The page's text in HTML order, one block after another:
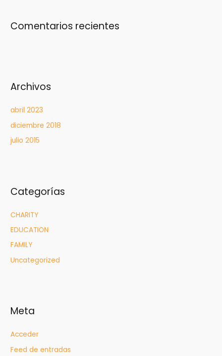
Comentarios recientes
Archivos
abril 2023
diciembre 2018
julio 2015
Categorías
CHARITY
EDUCATION
FAMILY
Uncategorized
Meta
Acceder
Feed de entradas